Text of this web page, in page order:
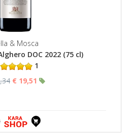
& Mosca
DOC 2022 (75 cl)
1
€ 19,51